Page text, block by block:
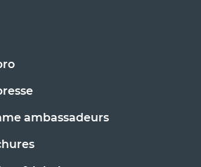
ambassadeurs